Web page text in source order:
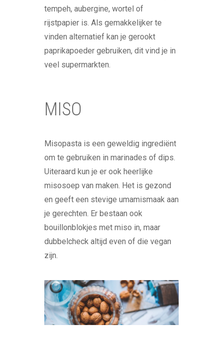
tempeh, aubergine, wortel of
rijstpapier is. Als gemakkelijker te
vinden alternatief kan je gerookt
paprikapoeder gebruiken, dit vind je in
veel supermarkten.
MISO
Misopasta is een geweldig ingrediënt
om te gebruiken in marinades of dips.
Uiteraard kun je er ook heerlijke
misosoep van maken. Het is gezond
en geeft een stevige umamismaak aan
je gerechten. Er bestaan ook
bouillonblokjes met miso in, maar
dubbelcheck altijd even of die vegan
zijn.